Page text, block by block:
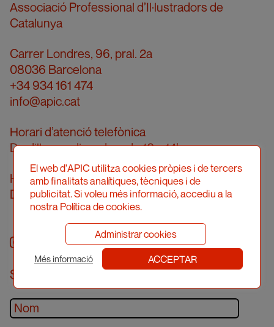
Associació Professional d’Il·lustradors de
Catalunya
Carrer Londres, 96, pral. 2a
08036 Barcelona
+34 934 161 474
info@apic.cat
Horari d’atenció telefònica
De dilluns a divendres de 10 a 14h
Horari d’atenció presencial
Demanar cita prèvia
Instagram
facebook
twitteryoutube
Subscriu-te al newsletter
El web d'APIC utilitza cookies pròpies i de tercers
amb finalitats analítiques, tècniques i de
publicitat. Si voleu més informació, accediu a la
nostra Política de cookies.
Administrar cookies
Més informació ACCEPTAR